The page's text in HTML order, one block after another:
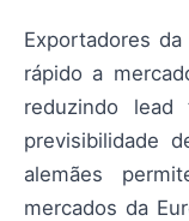
Exportadores
rápido a
reduzindo
previsibilidade
alemães
mercados da